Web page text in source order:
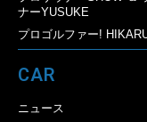
ナーYUSUKE
プロゴルファー!
CAR
ニュース